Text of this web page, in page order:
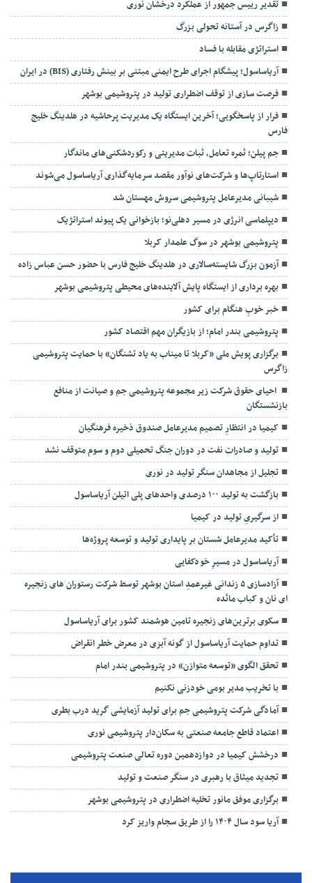
تقدیر رییس جمهور از عملکرد درخشان نوری
زاگرس در آستانه تحولی بزرگ
استراتژی مقابله با فساد
آریاساسول؛ پیشگام اجرای طرح ایمنی مبتنی بر بینش رفتاری (BIS) در ایران
فرصت سازی از توقف اضطراری تولید در پتروشیمی بوشهر
فرار از پاسخگویی؛ آخرین ایستگاه یک مدیریت پرحاشیه در هلدینگ خلیج
فارس
جم پیلن؛ ثمره تعامل، ثبات مدیریتی و رکوردشکنی‌های ماندگار
استارتاپ‌ها و شرکت‌های نوآور مقصد سرما‌یه‌گذاری آریاساسول می‌شوند
شیبانی مدیرعامل پتروشیمی سروش مهستان شد
دیپلماسی انرژی در مسیر دهلی‌نو؛ بازخوانی یک پیوند استراتژیک
پتروشیمی بوشهر در سوگ علمدار کربلا
آزمون بزرگ شایسته‌سالاری در هلدینگ خلیج فارس با حضور حسن عباس زاده
بهره برداری از ایستگاه پایش آلاینده‌های محیطی پتروشیمی بوشهر
خبر خوبِ هنگام برای کشور
پتروشیمی بندر امام؛ از بازیگران مهم اقتصاد کشور
برگزاری پویش ملی «کربلا تا میناب به یاد تشنگان» با حمایت پتروشیمی
زاگرس
احیای حقوق شرکت زیر مجموعه پتروشیمی جم و صیانت از منافع
بازنشستگان
کیمیا در انتظارِ تصمیم مدیرعامل صندوق ذخیره فرهنگیان
تولید و صادرات نفت در دوران جنگ تحمیلی دوم و سوم متوقف نشد
تجلیل از مجاهدان سنگر تولید در نوری
بازگشت به تولید ۱۰۰ درصدی واحدهای پلی اتیلن آریاساسول
از سرگیریِ تولید در کیمیا
تأکید مدیرعامل شستان بر پایداری تولید و توسعه پروژه‌ها
آریاساسول در مسیرِ خودکفایی
آزادسازی ۵ زندانی غیرعمدِ استان بوشهر توسط شرکت رستوران های زنجیره
ای نان و کباب مائده
سکوی برترین‌های زنجیره تامین هوشمند کشور برای آریاساسول
تداوم حمایت آریاساسول از گونه آبزی در معرض خطر انقراض
تحقق الگوی «توسعه متوازن» در پتروشیمی بندر امام
با تخریب مدیر بومی خودزنی نکنیم
آمادگی شرکت پتروشیمی جم برای تولید آزمایشی گرید درب بطری
اعتماد قاطع جامعه صنعتی به سکان‌دار پتروشیمی نوری
درخشش کیمیا در دوازدهمین دوره تعالی صنعت پتروشیمی
تجدید میثاق با رهبری در سنگر صنعت و تولید
برگزاری موفق مانور تخلیه اضطراری در پتروشیمی بوشهر
آریا سود سال ۱۴۰۴ را از طریق سجام واریز کرد